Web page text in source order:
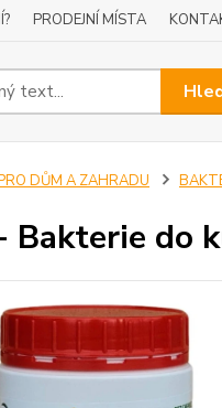
PRODEJNÍ MÍSTA
DŮM A ZAHRADU
Bakterie do